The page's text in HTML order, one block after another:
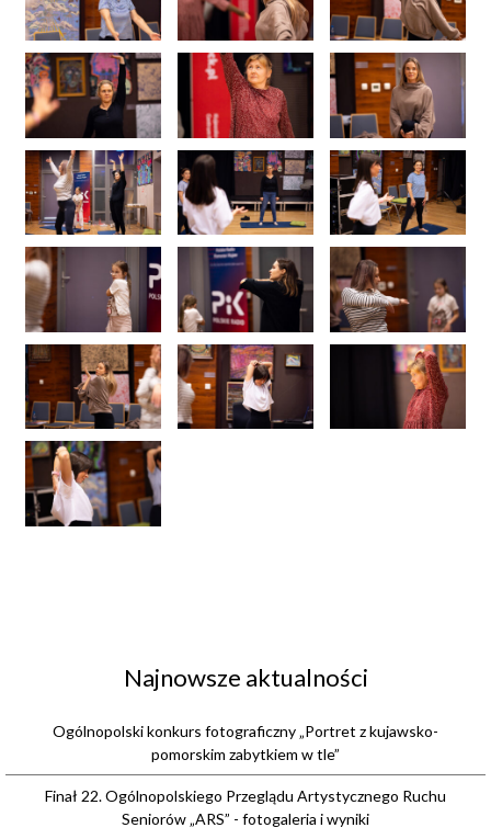
Najnowsze aktualności
Ogólnopolski konkurs fotograficzny „Portret z kujawsko-
pomorskim zabytkiem w tle”
Finał 22. Ogólnopolskiego Przeglądu Artystycznego Ruchu
Seniorów „ARS” - fotogaleria i wyniki